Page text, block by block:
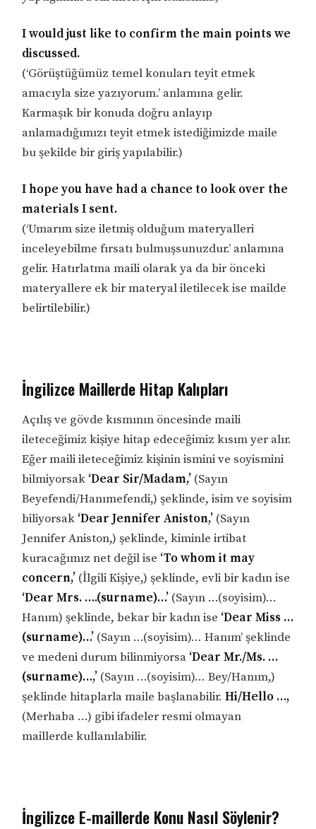
I would just like to confirm the main points we
discussed.
(‘Görüştüğümüz temel konuları teyit etmek
amacıyla size yazıyorum.’ anlamına gelir.
Karmaşık bir konuda doğru anlayıp
anlamadığımızı teyit etmek istediğimizde maile
bu şekilde bir giriş yapılabilir.)
I hope you have had a chance to look over the
materials I sent.
(‘Umarım size iletmiş olduğum materyalleri
inceleyebilme fırsatı bulmuşsunuzdur.’ anlamına
gelir. Hatırlatma maili olarak ya da bir önceki
materyallere ek bir materyal iletilecek ise mailde
belirtilebilir.)
İngilizce Maillerde Hitap Kalıpları
Açılış ve gövde kısmının öncesinde maili
ileteceğimiz kişiye hitap edeceğimiz kısım yer alır.
Eğer maili ileteceğimiz kişinin ismini ve soyismini
bilmiyorsak ‘Dear Sir/Madam,’ (Sayın
Beyefendi/Hanımefendi,) şeklinde, isim ve soyisim
biliyorsak ‘Dear Jennifer Aniston,’ (Sayın
Jennifer Aniston,) şeklinde, kiminle irtibat
kuracağımız net değil ise ‘To whom it may
concern,’ (İlgili Kişiye,) şeklinde, evli bir kadın ise
‘Dear Mrs. ….(surname)…’ (Sayın …(soyisim)…
Hanım) şeklinde, bekar bir kadın ise ‘Dear Miss …
(surname)…’ (Sayın …(soyisim)… Hanım’ şeklinde
ve medeni durum bilinmiyorsa ‘Dear Mr./Ms. …
(surname)…,’ (Sayın …(soyisim)… Bey/Hanım,)
şeklinde hitaplarla maile başlanabilir.Hi/Hello …,
(Merhaba …) gibi ifadeler resmi olmayan
maillerde kullanılabilir.
İngilizce E-maillerde Konu Nasıl Söylenir?